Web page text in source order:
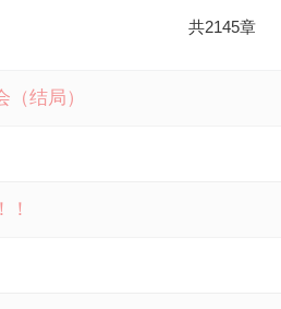
世，陆离誓要屠尽所有背叛者！
，如果您喜欢全球末世：开局觉
共2145章
结局）
！